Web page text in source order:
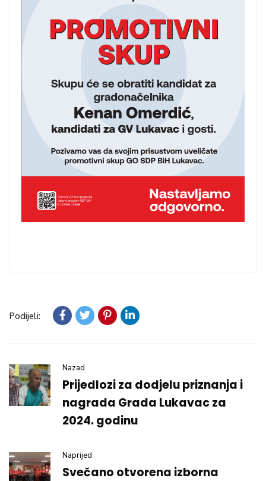
Podijeli:
Nazad
Prijedlozi za dodjelu priznanja i
nagrada Grada Lukavac za
2024. godinu
Naprijed
Svečano otvorena izborna